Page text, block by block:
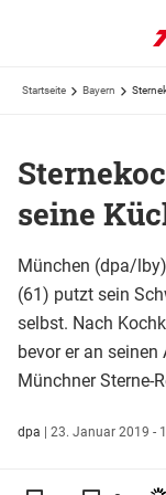
Startseite Bayern
seine
München (dpa/
(61) putzt sein
selbst. Nach
bevor er an
Münchner Sterne-
dpa | 23. Januar 2019 -